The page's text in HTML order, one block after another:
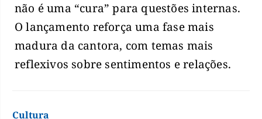
não é uma “cura” para questões internas.
O lançamento reforça uma fase mais
madura da cantora, com temas mais
reflexivos sobre sentimentos e relações.
Cultura